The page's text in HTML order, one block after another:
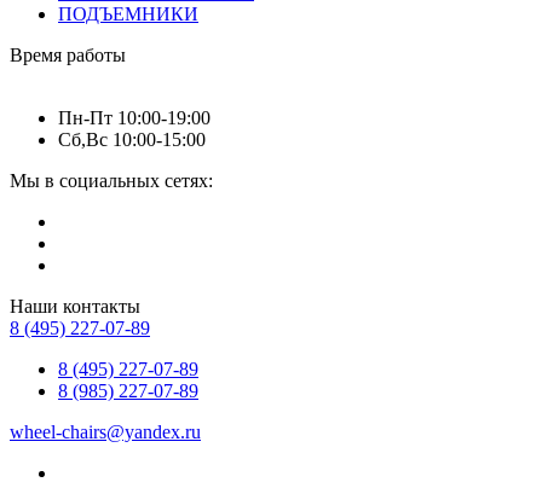
ПОДЪЕМНИКИ
Время работы
Пн-Пт 10:00-19:00
Сб,Вс 10:00-15:00
Мы в социальных сетях:
Наши контакты
8 (495) 227-07-89
8 (495) 227-07-89
8 (985) 227-07-89
wheel-chairs@yandex.ru